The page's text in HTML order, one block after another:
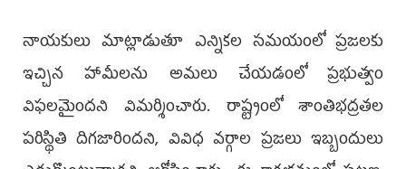
నాయకులు మాట్లాడుతూ ఎన్నికల సమయంలో ప్రజలకు
ఇచ్చిన హామీలను అమలు చేయడంలో ప్రభుత్వం
విఫలమైందని విమర్శించారు. రాష్ట్రంలో శాంతిభద్రతల
పరిస్థితి దిగజారిందని, వివిధ వర్గాల ప్రజలు ఇబ్బందులు